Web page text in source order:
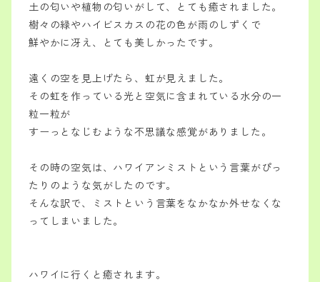
土の匂いや植物の匂いがして、とても癒されました。
樹々の緑やハイビスカスの花の色が雨のしずくで
鮮やかに冴え、とても美しかったです。
遠くの空を見上げたら、虹が見えました。
その虹を作っている光と 空気に含まれている水分の一
粒一粒が
すーっとなじむような不思議な感覚がありました。
その時の空気は、ハワイアンミストという言葉がぴっ
たりのような気がしたのです。
そんな訳で、ミストという言葉を なかなか外せなくな
ってしまいました。
ハワイに行くと癒されます。